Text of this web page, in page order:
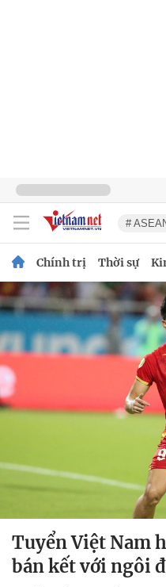
#
Chính trị Thời sự
Tuyển Việt Nam
bán kết với ngôi